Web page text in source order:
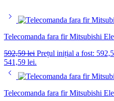
Telecomanda fara fir Mitsubishi
592,59lei Prețul inițial a fost:
541,59 lei.
Telecomanda fara fir Mitsubishi